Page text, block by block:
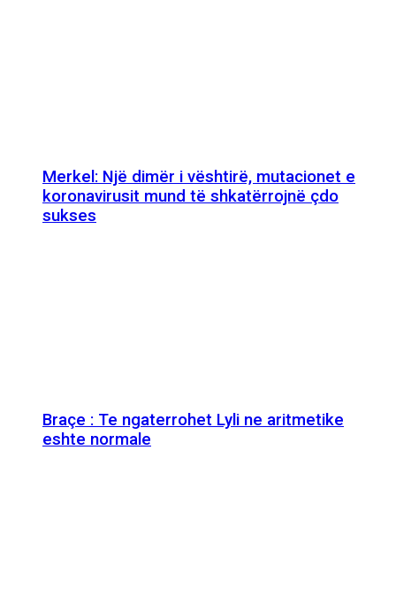
Merkel: Një dimër i vështirë, mutacionet e
koronavirusit mund të shkatërrojnë çdo
sukses
Braçe : Te ngaterrohet Lyli ne aritmetike
eshte normale